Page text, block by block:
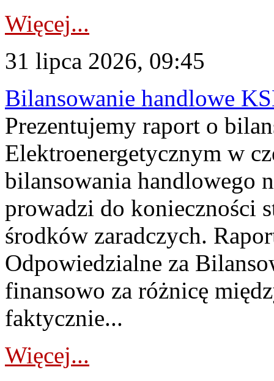
Więcej...
31 lipca 2026, 09:45
Bilansowanie handlowe
Prezentujemy raport o
Elektroenergetycznym w
bilansowania handlowego
prowadzi do konieczności
środków zaradczych.
Odpowiedzialne za
finansowo za różnicę
faktycznie...
Więcej...